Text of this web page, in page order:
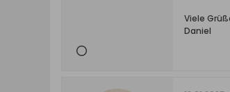
Viele
Daniel